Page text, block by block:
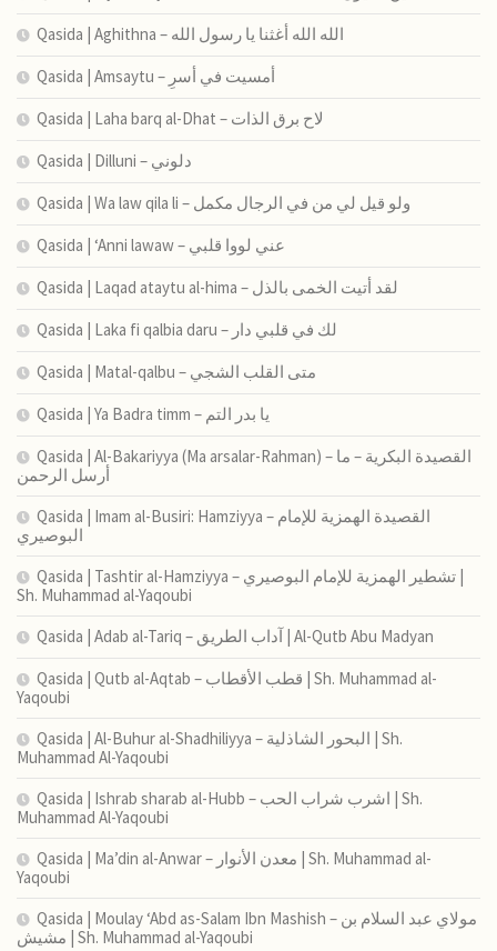
Qasida | Aghithna – الله الله أغثنا يا رسول الله
Qasida | Amsaytu – أمسیت في أسرِ
Qasida | Laha barq al-Dhat – لاح برق الذات
Qasida | Dilluni – دلوني
Qasida | Wa law qila li – ولو قيل لي من في الرجال مكمل
Qasida | ‘Anni lawaw – عني لووا قلبي
Qasida | Laqad ataytu al-hima – لقد أتيت الخمى بالذل
Qasida | Laka fi qalbia daru – لك في قلبي دار
Qasida | Matal-qalbu – متى القلب الشجي
Qasida | Ya Badra timm – يا بدر التم
Qasida | Al-Bakariyya (Ma arsalar-Rahman) – القصيدة البكرية – ما
أرسل الرحمن
Qasida | Imam al-Busiri: Hamziyya – القصيدة الهمزية للإمام
البوصيري
Qasida | Tashtir al-Hamziyya – تشطير الهمزية للإمام البوصيري |
Sh. Muhammad al-Yaqoubi
Qasida | Adab al-Tariq – آداب الطريق | Al-Qutb Abu Madyan
Qasida | Qutb al-Aqtab – قطب الأقطاب | Sh. Muhammad al-
Yaqoubi
Qasida | Al-Buhur al-Shadhiliyya – البحور الشاذلية | Sh.
Muhammad Al-Yaqoubi
Qasida | Ishrab sharab al-Hubb – اشرب شراب الحب | Sh.
Muhammad Al-Yaqoubi
Qasida | Ma’din al-Anwar – معدن الأنوار | Sh. Muhammad al-
Yaqoubi
Qasida | Moulay ‘Abd as-Salam Ibn Mashish – مولاي عبد السلام بن
مشيش | Sh. Muhammad al-Yaqoubi